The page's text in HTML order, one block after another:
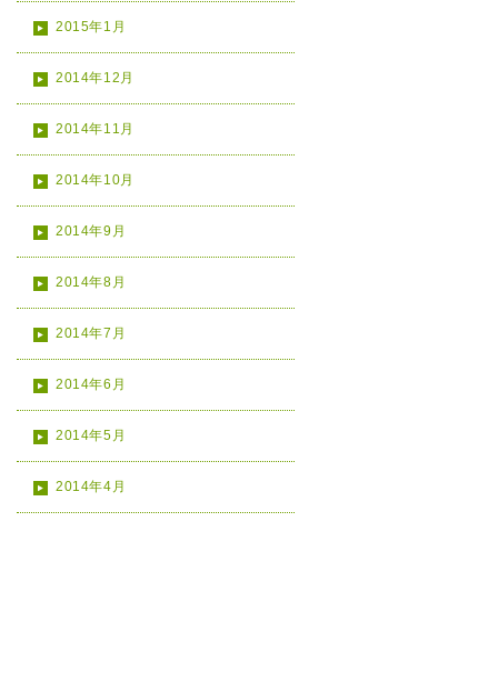
2015年1月
2014年12月
2014年11月
2014年10月
2014年9月
2014年8月
2014年7月
2014年6月
2014年5月
2014年4月